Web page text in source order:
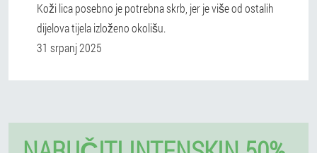
Koži lica posebno je potrebna skrb, jer je više od ostalih
dijelova tijela izloženo okolišu.
31 srpanj 2025